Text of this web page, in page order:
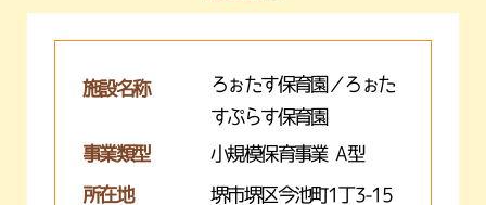
施設名称
ろぉたす保育園／ろぉた
すぷらす保育園
事業類型
小規模保育事業 A型
所在地 堺市堺区今池町1丁3-15